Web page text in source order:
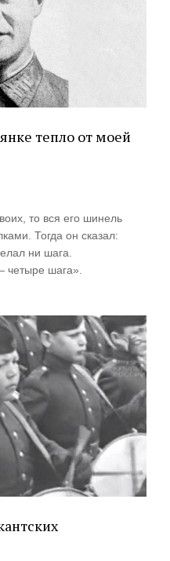
тепло от моей
то вся его шинель
Тогда он сказал:
ни шага.
четыре шага».